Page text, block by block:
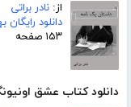
از: نادر براتی
دانلود
۱۵۳ صفحه
دانلود کتاب عشق